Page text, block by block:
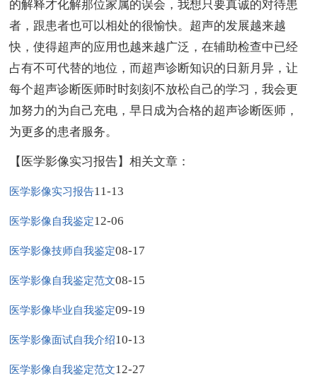
的解释才化解那位家属的误会，我想只要真诚的对待患
者，跟患者也可以相处的很愉快。超声的发展越来越
快，使得超声的应用也越来越广泛，在辅助检查中已经
占有不可代替的地位，而超声诊断知识的日新月异，让
每个超声诊断医师时时刻刻不放松自己的学习，我会更
加努力的为自己充电，早日成为合格的超声诊断医师，
为更多的患者服务。
【医学影像实习报告】相关文章：
医学影像实习报告11-13
医学影像自我鉴定12-06
医学影像技师自我鉴定08-17
医学影像自我鉴定范文08-15
医学影像毕业自我鉴定09-19
医学影像面试自我介绍10-13
医学影像自我鉴定范文12-27